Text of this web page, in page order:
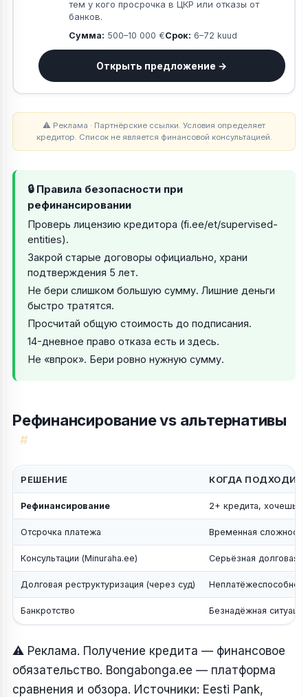
тем у кого просрочка в ЦКР или отказы от
банков.
Сумма: 500–10 000 €Срок: 6–72 kuud
Открыть предложение →
⚠ Реклама · Партнёрские ссылки. Условия определяет
кредитор. Список не является финансовой консультацией.
🔒 Правила безопасности при
рефинансировании
Проверь лицензию кредитора (fi.ee/et/supervised-
entities).
Закрой старые договоры официально, храни
подтверждения 5 лет.
Не бери слишком большую сумму. Лишние деньги
быстро тратятся.
Просчитай общую стоимость до подписания.
14-дневное право отказа есть и здесь.
Не «впрок». Бери ровно нужную сумму.
Рефинансирование vs альтернативы
#
РЕШЕНИЕ КОГДА ПОДХОДИТ
Рефинансирование 2+ кредита, хочешь
Отсрочка платежа Временная сложность
Консультации (Minuraha.ee) Серьёзная долговая
Долговая реструктуризация (через суд)
Банкротство Безнадёжная ситуация
⚠ Реклама. Получение кредита — финансовое
обязательство. Bongabonga.ee — платформа
сравнения и обзора. Источники: Eesti Pank,